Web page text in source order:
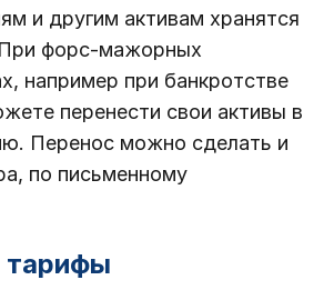
и другим активам хранятся
форс-мажорных
например при банкротстве
перенести свои активы в
Перенос можно сделать и
по письменному
тарифы